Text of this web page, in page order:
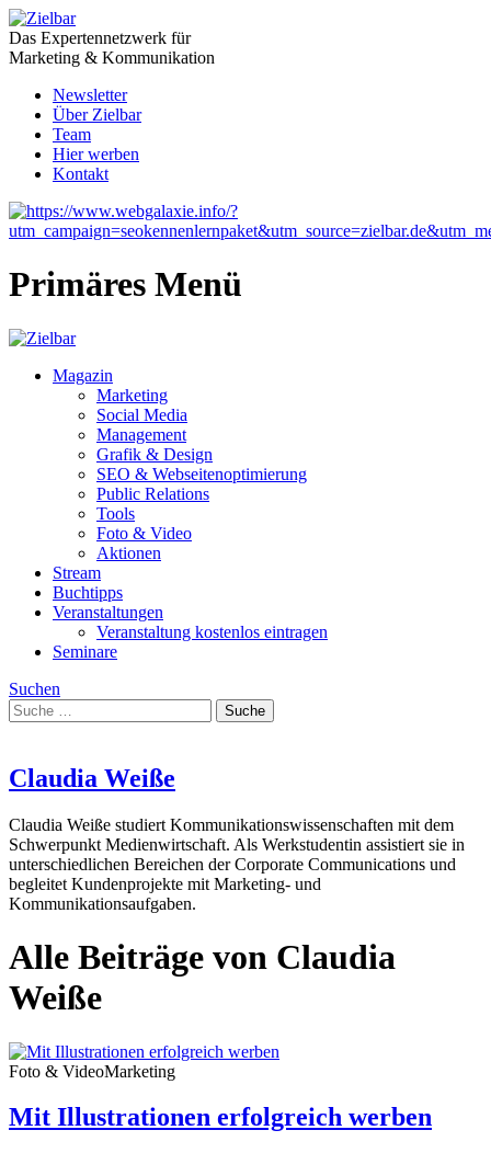
Das Expertennetzwerk für
Marketing & Kommunikation
Newsletter
Über Zielbar
Team
Hier werben
Kontakt
Primäres Menü
Magazin
Marketing
Social Media
Management
Grafik & Design
SEO & Webseitenoptimierung
Public Relations
Tools
Foto & Video
Aktionen
Stream
Buchtipps
Veranstaltungen
Veranstaltung kostenlos eintragen
Seminare
Suchen
Claudia Weiße
Claudia Weiße studiert Kommunikationswissenschaften mit dem
Schwerpunkt Medienwirtschaft. Als Werkstudentin assistiert sie in
unterschiedlichen Bereichen der Corporate Communications und
begleitet Kundenprojekte mit Marketing- und
Kommunikationsaufgaben.
Alle Beiträge von Claudia
Weiße
Foto & VideoMarketing
Mit Illustrationen erfolgreich werben